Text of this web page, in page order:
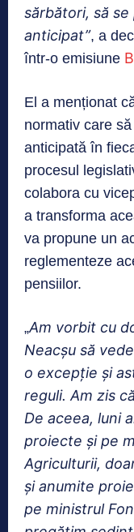
sărbători, să
anticipat”, a
într-o emisiune
El a menționat
normativ care
anticipată în
procesul
colabora cu
a transforma
va propune un
reglementeze
pensiilor.
„Am vorbit cu
Neacşu să
o excepţie şi
reguli. Am zis
De aceea, luni
proiecte şi pe
Agriculturii,
şi anumite
pe ministrul